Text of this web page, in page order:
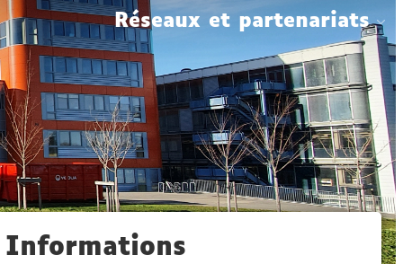
Réseaux et partenariats
Informations